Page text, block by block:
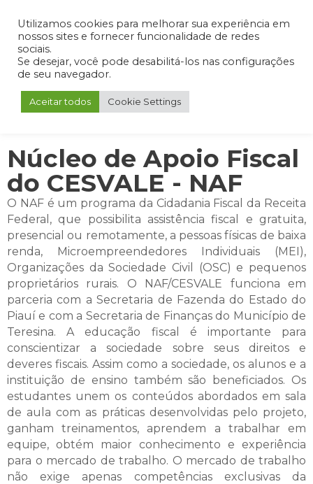
Admin Portal do Aluno Portal do Professor Portal do Coordenador
Núcleo de Apoio Fiscal
do CESVALE - NAF
O NAF é um programa da Cidadania Fiscal da Receita
Federal, que possibilita assistência fiscal e gratuita,
presencial ou remotamente, a pessoas físicas de baixa
renda, Microempreendedores Individuais (MEI),
Organizações da Sociedade Civil (OSC) e pequenos
proprietários rurais. O NAF/CESVALE funciona em
parceria com a Secretaria de Fazenda do Estado do
Piauí e com a Secretaria de Finanças do Município de
Teresina. A educação fiscal é importante para
conscientizar a sociedade sobre seus direitos e
deveres fiscais. Assim como a sociedade, os alunos e a
instituição de ensino também são beneficiados. Os
estudantes unem os conteúdos abordados em sala
de aula com as práticas desenvolvidas pelo projeto,
ganham treinamentos, aprendem a trabalhar em
equipe, obtém maior conhecimento e experiência
para o mercado de trabalho. O mercado de trabalho
não exige apenas competências exclusivas da
Utilizamos cookies para melhorar sua experiência em
nossos sites e fornecer funcionalidade de redes
sociais.
Se desejar, você pode desabilitá-los nas configurações
de seu navegador.
Aceitar todos Cookie Settings